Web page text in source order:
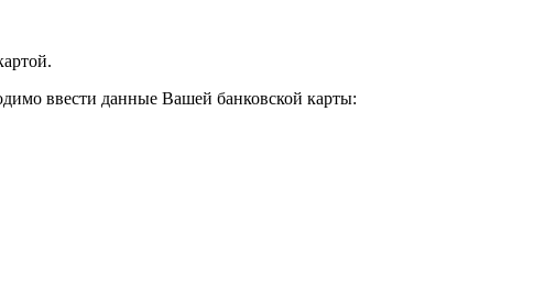
ввести данные Вашей банковской карты: